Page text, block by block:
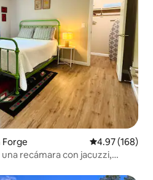
Calificación
4.97 (168)
recámara con jacuzzi,